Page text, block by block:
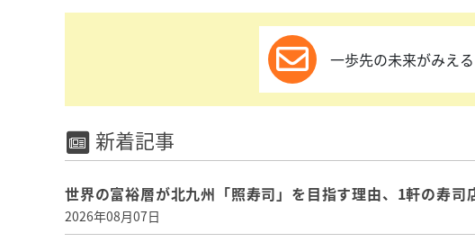
一歩先の未来がみえ
新着記事
世界の富裕層が北九州「照寿司」を目指す理由、1軒の寿司
2026年08月07日